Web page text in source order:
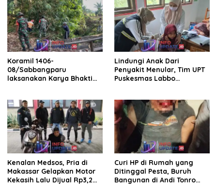
Koramil 1406-
08/Sabbangparu
laksanakan Karya Bhakti
Lindungi Anak Dari
Penyakit Menular, Tim UPT
Puskesmas Labbo
Kenalan Medsos, Pria di
Makassar Gelapkan Motor
Kekasih Lalu Dijual Rp3,2
Curi HP di Rumah yang
Ditinggal Pesta, Buruh
Bangunan di Andi Tonro